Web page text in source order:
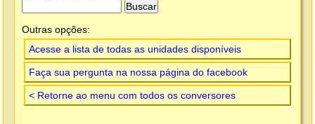
Outras opções:
Acesse a lista de todas as unidades disponíveis
Faça sua pergunta na nossa página do facebook
< Retorne ao menu com todos os conversores